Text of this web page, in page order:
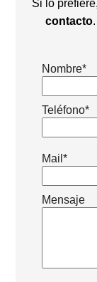
Si lo
contacto
Nombre*
Teléfono*
Mail*
Mensaje